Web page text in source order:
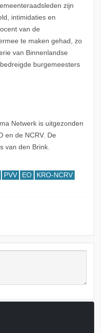
zijn
intimidaties en
van de
te maken gehad, zo
van Binnenlandse
burgemeesters
Netwerk is uitgezonden
en de NCRV. De
van den Brink.
PVV EO KRO-NCRV